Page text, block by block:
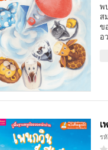
พ
ส
ข
อ
เ
ร